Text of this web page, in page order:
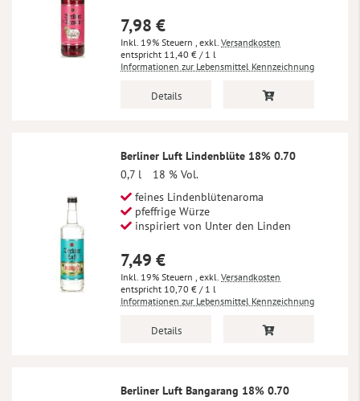
7,98 €
Inkl. 19% Steuern , exkl. Versandkosten
11,40 € / 1 l
Informationen zur Lebensmittel Kennzeichnung
Details
Berliner Luft Lindenblüte 18% 0.70
0,7 l
18 % Vol.
feines Lindenblütenaroma
pfeffrige Würze
inspiriert von Unter den Linden
7,49 €
Inkl. 19% Steuern , exkl. Versandkosten
10,70 € / 1 l
Informationen zur Lebensmittel Kennzeichnung
Details
Berliner Luft Bangarang 18% 0.70